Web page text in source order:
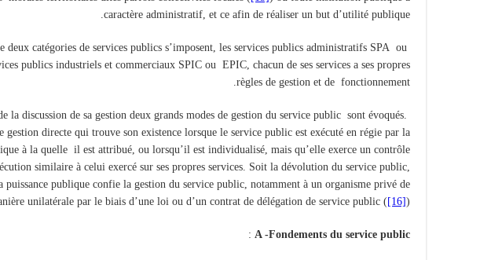
caractère administratif, et ce afin de réaliser un but d’utilité publique.
deux catégories de services publics s’imposent, les services publics administratifs SPA ou
publics industriels et commerciaux SPIC ou EPIC, chacun de ses services a ses propres
règles de gestion et de fonctionnement.
la discussion de sa gestion deux grands modes de gestion du service public sont évoqués.
gestion directe qui trouve son existence lorsque le service public est exécuté en régie par la
à la quelle il est attribué, ou lorsqu’il est individualisé, mais qu’elle exerce un contrôle
similaire à celui exercé sur ses propres services. Soit la dévolution du service public,
puissance publique confie la gestion du service public, notamment à un organisme privé de
unilatérale par le biais d’une loi ou d’un contrat de délégation de service public ([16]).
A -Fondements du service public
: